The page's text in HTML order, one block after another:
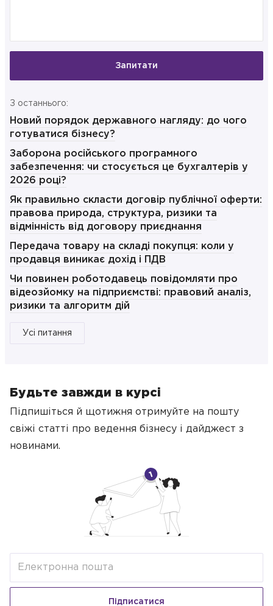
Запитати
З останнього:
Новий порядок державного нагляду: до чого
готуватися бізнесу?
Заборона російського програмного
забезпечення: чи стосується це бухгалтерів у
2026 році?
Як правильно скласти договір публічної оферти:
правова природа, структура, ризики та
відмінність від договору приєднання
Передача товару на складі покупця: коли у
продавця виникає дохід і ПДВ
Чи повинен роботодавець повідомляти про
відеозйомку на підприємстві: правовий аналіз,
ризики та алгоритм дій
Усі питання
Будьте завжди в курсі
Підпишіться й щотижня отримуйте на пошту
свіжі статті про ведення бізнесу і дайджест з
новинами.
Підписатися